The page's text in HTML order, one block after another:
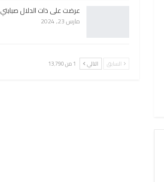
عرضت على ذات الدلال صبابتي
مارس 23, 2024
السابق التالي 1 من 13٬790